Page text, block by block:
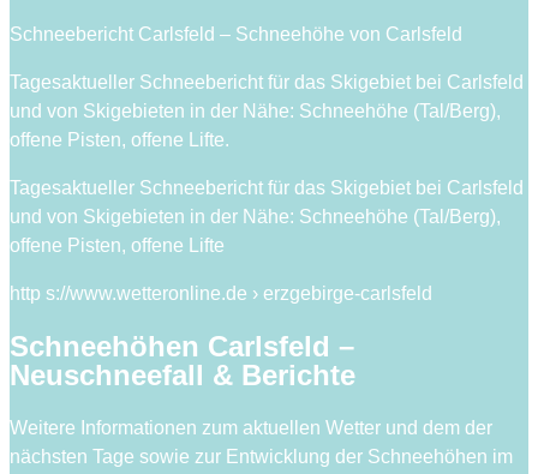
Schneebericht Carlsfeld – Schneehöhe von Carlsfeld
Tagesaktueller Schneebericht für das Skigebiet bei Carlsfeld
und von Skigebieten in der Nähe: Schneehöhe (Tal/Berg),
offene Pisten, offene Lifte.
Tagesaktueller Schneebericht für das Skigebiet bei Carlsfeld
und von Skigebieten in der Nähe: Schneehöhe (Tal/Berg),
offene Pisten, offene Lifte
http s://www.wetteronline.de › erzgebirge-carlsfeld
Schneehöhen Carlsfeld –
Neuschneefall & Berichte
Weitere Informationen zum aktuellen Wetter und dem der
nächsten Tage sowie zur Entwicklung der Schneehöhen im